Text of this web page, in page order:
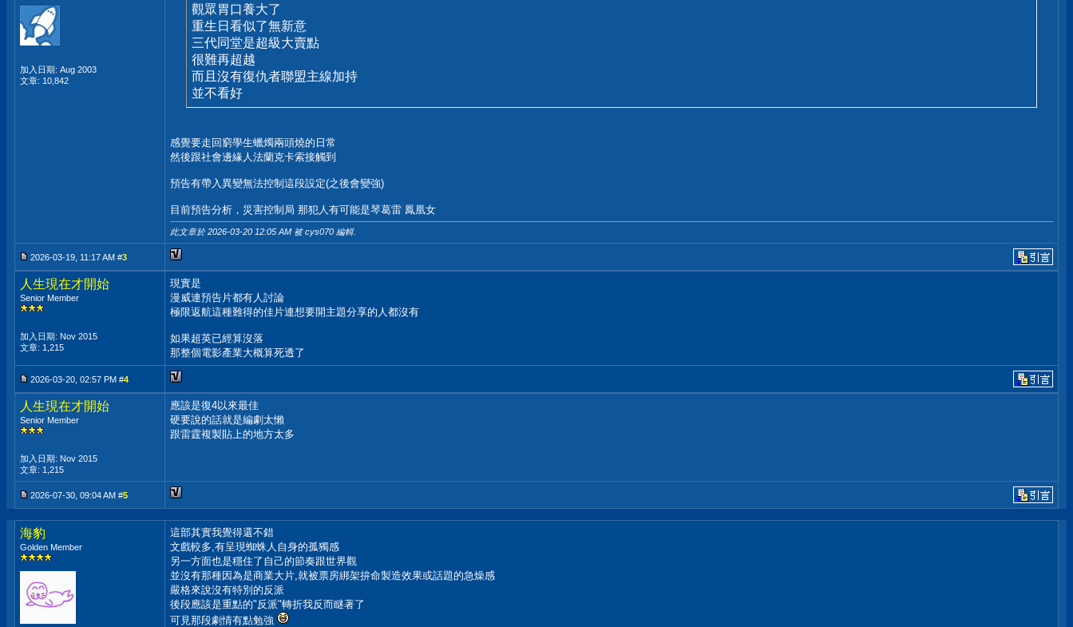
加入日期: Aug 2003
文章: 10,842
觀眾胃口養大了
重生日看似了無新意
三代同堂是超級大賣點
很難再超越
而且沒有復仇者聯盟主線加持
並不看好
感覺要走回窮學生蠟燭兩頭燒的日常
然後跟社會邊緣人法蘭克卡索接觸到
預告有帶入異變無法控制這段設定(之後會變強)
目前預告分析，災害控制局 那犯人有可能是琴葛雷 鳳凰女
此文章於 2026-03-20 12:05 AM 被 cys070 編輯.
2026-03-19, 11:17 AM #3
人生現在才開始
Senior Member
加入日期: Nov 2015
文章: 1,215
現實是
漫威連預告片都有人討論
極限返航這種難得的佳片連想要開主題分享的人都沒有
如果超英已經算沒落
那整個電影產業大概算死透了
2026-03-20, 02:57 PM #4
人生現在才開始
Senior Member
加入日期: Nov 2015
文章: 1,215
應該是復4以來最佳
硬要說的話就是編劇太懶
跟雷霆複製貼上的地方太多
2026-07-30, 09:04 AM #5
海豹
Golden Member
這部其實我覺得還不錯
文戲較多,有呈現蜘蛛人自身的孤獨感
另一方面也是穩住了自己的節奏跟世界觀
並沒有那種因為是商業大片,就被票房綁架拚命製造效果或話題的急燥感
嚴格來說沒有特別的反派
後段應該是重點的"反派"轉折我反而瞇著了
可見那段劇情有點勉強